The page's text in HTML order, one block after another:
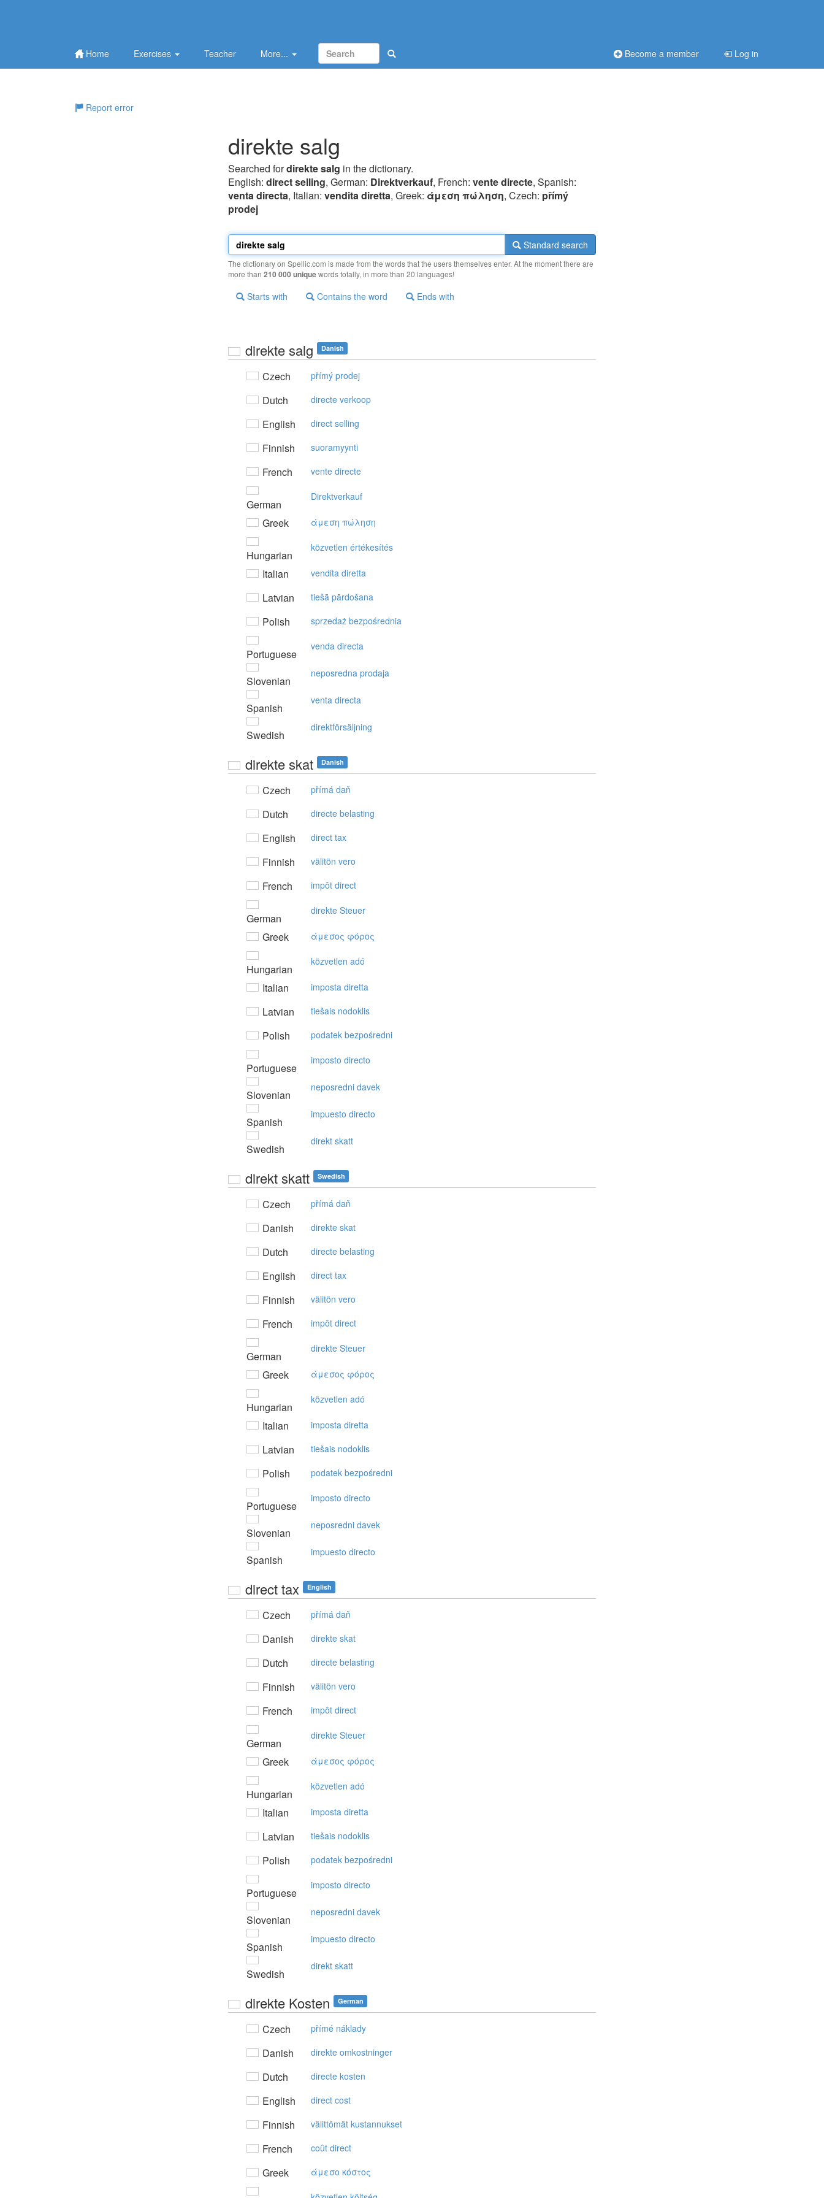
Home Exercises Teacher More... Become a member Log in
Report error
direkte salg
Searched fordirekte salg in the dictionary.
English: direct selling, German: Direktverkauf, French: vente directe, Spanish:
venta directa, Italian: vendita diretta, Greek: άμεση πώληση, Czech: přímý
prodej
Standard search
The dictionary on Spellic.com is made from the words that the users themselves enter. At the moment there are
more than 210 000 uniquewords totally, in more than 20 languages!
Starts with Contains the word Ends with
direkte salg Danish
Czech přímý prodej
Dutch directe verkoop
English direct selling
Finnish suoramyynti
French vente directe
German
Direktverkauf
Greek άμεση πώληση
Hungarian
közvetlen értékesítés
Italian vendita diretta
Latvian tiešā pārdošana
Polish sprzedaż bezpośrednia
Portuguese
venda directa
Slovenian
neposredna prodaja
Spanish
venta directa
Swedish
direktförsäljning
direkte skat Danish
Czech přímá daň
Dutch directe belasting
English direct tax
Finnish välitön vero
French impôt direct
German
direkte Steuer
Greek άμεσoς φόρoς
Hungarian
közvetlen adó
Italian imposta diretta
Latvian tiešais nodoklis
Polish podatek bezpośredni
Portuguese
imposto directo
Slovenian
neposredni davek
Spanish
impuesto directo
Swedish
direkt skatt
direkt skatt Swedish
Czech přímá daň
Danish direkte skat
Dutch directe belasting
English direct tax
Finnish välitön vero
French impôt direct
German
direkte Steuer
Greek άμεσoς φόρoς
Hungarian
közvetlen adó
Italian imposta diretta
Latvian tiešais nodoklis
Polish podatek bezpośredni
Portuguese
imposto directo
Slovenian
neposredni davek
Spanish
impuesto directo
direct tax English
Czech přímá daň
Danish direkte skat
Dutch directe belasting
Finnish välitön vero
French impôt direct
German
direkte Steuer
Greek άμεσoς φόρoς
Hungarian
közvetlen adó
Italian imposta diretta
Latvian tiešais nodoklis
Polish podatek bezpośredni
Portuguese
imposto directo
Slovenian
neposredni davek
Spanish
impuesto directo
Swedish
direkt skatt
direkte Kosten German
Czech přímé náklady
Danish direkte omkostninger
Dutch directe kosten
English direct cost
Finnish välittömät kustannukset
French coût direct
Greek άμεσo κόστoς